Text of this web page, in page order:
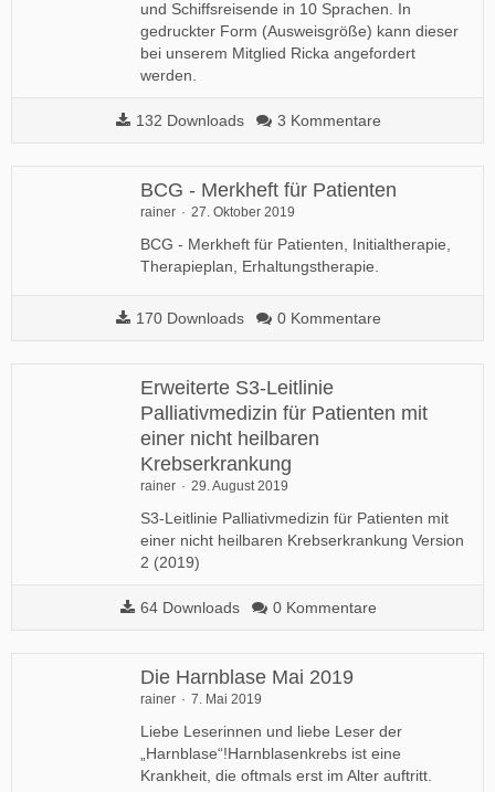
und Schiffsreisende in 10 Sprachen. In
gedruckter Form (Ausweisgröße) kann dieser
bei unserem Mitglied Ricka angefordert
werden.
132 Downloads 3 Kommentare
BCG - Merkheft für Patienten
rainer 27. Oktober 2019
BCG - Merkheft für Patienten, Initialtherapie,
Therapieplan, Erhaltungstherapie​.
170 Downloads 0 Kommentare
Erweiterte S3-Leitlinie
Palliativmedizin für Patienten mit
einer nicht heilbaren
Krebserkrankung
rainer 29. August 2019
S3-Leitlinie Palliativmedizin für Patienten mit
einer nicht heilbaren Krebserkrankung Version
2 (2019)
64 Downloads 0 Kommentare
Die Harnblase Mai 2019
rainer 7. Mai 2019
Liebe Leserinnen und liebe Leser der
„Harnblase“!Harnblasenkrebs ist eine
Krankheit, die oftmals erst im Alter auftritt.